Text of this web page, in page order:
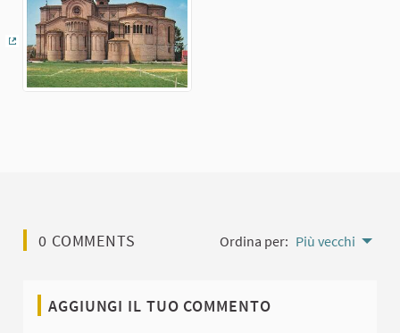
(Collegamento esterno)
0 COMMENTS Ordina per: Più vecchi
AGGIUNGI IL TUO COMMENTO